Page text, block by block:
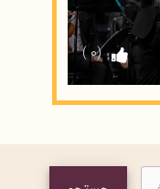
( 0)